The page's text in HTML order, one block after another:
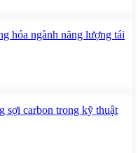
hóa ngành năng lượng tái
sợi carbon trong kỹ thuật